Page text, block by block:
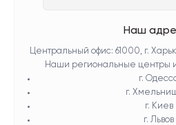
Наш
Центральный офис: 61000, г.
Наши региональные центры и
г.
г.
г. Киев
г. Львов